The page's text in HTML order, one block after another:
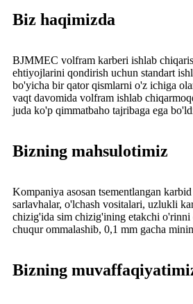
Biz haqimizda
BJMMEC volfram karberi ishlab
ehtiyojlarini qondirish uchun standart
bo'yicha bir qator qismlarni o'z ichiga
vaqt davomida volfram ishlab
juda ko'p qimmatbaho tajribaga ega
Bizning mahsulotimiz
Kompaniya asosan tsementlangan
sarlavhalar, o'lchash vositalari, uzlukli
chizig'ida sim chizig'ining etakchi
chuqur ommalashib, 0,1 mm gacha
Bizning